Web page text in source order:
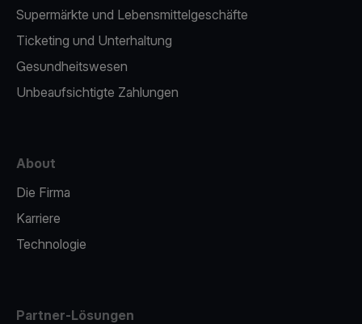
Supermärkte und Lebensmittelgeschäfte
Ticketing und Unterhaltung
Gesundheitswesen
Unbeaufsichtigte Zahlungen
About
Die Firma
Karriere
Technologie
Partner-Lösungen